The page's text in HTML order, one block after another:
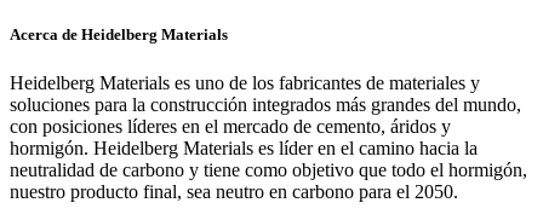
Acerca de Heidelberg Materials
Heidelberg Materials es uno de los fabricantes de materiales y
soluciones para la construcción integrados más grandes del mundo,
con posiciones líderes en el mercado de cemento, áridos y
hormigón. Heidelberg Materials es líder en el camino hacia la
neutralidad de carbono y tiene como objetivo que todo el hormigón,
nuestro producto final, sea neutro en carbono para el 2050.